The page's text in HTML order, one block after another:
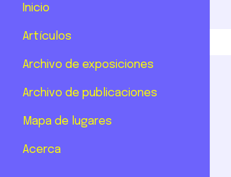
Inicio
Artículos
Archivo de exposiciones
Archivo de publicaciones
Mapa de lugares
Acerca